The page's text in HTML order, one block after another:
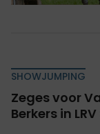
SHOWJUMPING
Zeges voor
Berkers in